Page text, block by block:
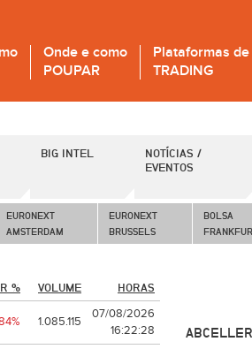
Onde e como
POUPAR
Plataformas de
TRADING
BIG INTEL
NOTÍCIAS /
EVENTOS
EURONEXT
AMSTERDAM
EURONEXT
BRUSSELS
BOLSA
% VOLUME
HORAS
1.085.115
07/08/2026
16:22:28